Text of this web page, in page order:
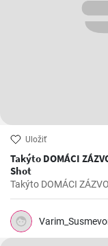
Uložiť
Takýto DOMÁCI
Shot